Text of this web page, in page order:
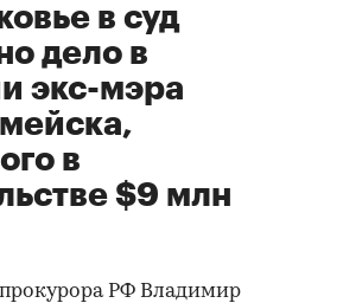
в суд
дело в
экс-мэра
в
$9 млн
РФ Владимир